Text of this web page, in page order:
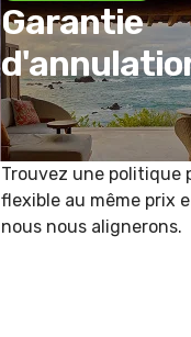
Garantie
Trouvez une politique
flexible au même prix
nous nous alignerons.